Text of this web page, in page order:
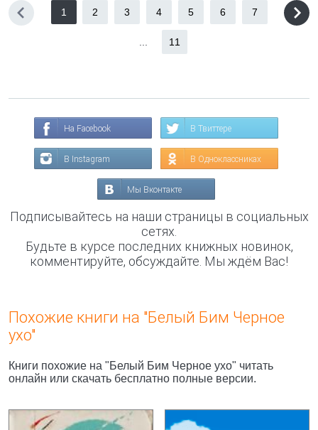
1 2 3 4 5 6 7
11
На Facebook В Твиттере
В Instagram В Одноклассниках
Мы Вконтакте
Подписывайтесь на наши страницы в социальных
сетях.
Будьте в курсе последних книжных новинок,
комментируйте, обсуждайте. Мы ждём Вас!
Похожие книги на "Белый Бим Черное
ухо"
Книги похожие на "Белый Бим Черное ухо" читать
онлайн или скачать бесплатно полные версии.